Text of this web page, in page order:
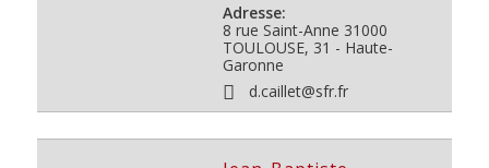
Adresse:
8 rue Saint-Anne 31000
TOULOUSE, 31 - Haute-
Garonne
d.caillet@sfr.fr